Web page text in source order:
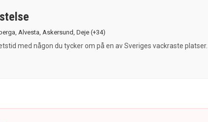
, Alvesta, Askersund, Deje (+34)
med någon du tycker om på en av Sveriges vackraste platser.